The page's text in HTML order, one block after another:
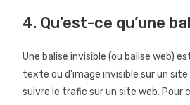
4. Qu’est-ce qu’une
Une balise invisible (ou balise web)
texte ou d’image invisible sur un
suivre le trafic sur un site web. Pour